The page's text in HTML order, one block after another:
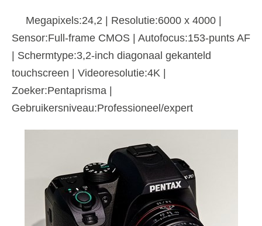
Megapixels:24,2 | Resolutie:6000 x 4000 |
Sensor:Full-frame CMOS | Autofocus:153-punts AF
| Schermtype:3,2-inch diagonaal gekanteld
touchscreen | Videoresolutie:4K |
Zoeker:Pentaprisma |
Gebruikersniveau:Professioneel/expert